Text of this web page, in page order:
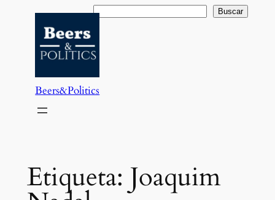
contenido
Buscar Buscar
Beers&Politics
Etiqueta: Joaquim